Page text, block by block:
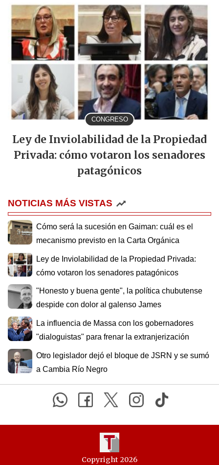
CONGRESO
Ley de Inviolabilidad de la Propiedad
Privada: cómo votaron los senadores
patagónicos
NOTICIAS MÁS VISTAS
Cómo será la sucesión en Gaiman: cuál es el
mecanismo previsto en la Carta Orgánica
Ley de Inviolabilidad de la Propiedad Privada:
cómo votaron los senadores patagónicos
"Honesto y buena gente", la política chubutense
despide con dolor al galenso James
La influencia de Massa con los gobernadores
"dialoguistas" para frenar la extranjerización
Otro legislador dejó el bloque de JSRN y se sumó
a Cambia Río Negro
Copyright 2026